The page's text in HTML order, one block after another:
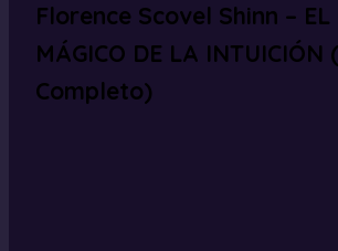
Florence Scovel Shinn – EL
MÁGICO DE LA
Completo)